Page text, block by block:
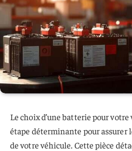
Le choix d’une batterie pour
étape déterminante pour
de votre véhicule. Cette pièce